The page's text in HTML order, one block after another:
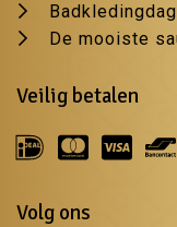
De mooiste
Veilig betalen
Volg ons